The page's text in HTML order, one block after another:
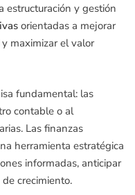
estructuración y gestión
orientadas a mejorar
maximizar el valor
fundamental: las
contable o al
Las finanzas
herramienta estratégica
informadas, anticipar
crecimiento.